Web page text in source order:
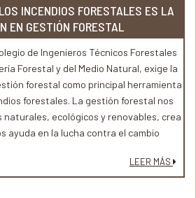
INCENDIOS FORESTALES ES LA
EN GESTIÓN FORESTAL
de Ingenieros Técnicos Forestales
Forestal y del Medio Natural, exige la
forestal como principal herramienta
forestales. La gestión forestal nos
ecológicos y renovables, crea
ayuda en la lucha contra el cambio
la biodiversidad de nuestro medio
LEER MÁS